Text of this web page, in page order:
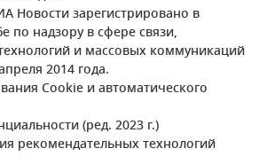
Новости зарегистрировано в
по надзору в сфере связи,
и массовых коммуникаций
2014 года.
Cookie и автоматического
(ред. 2023 г.)
рекомендательных технологий